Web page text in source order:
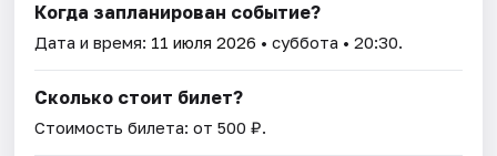
Когда запланирован событие?
Дата и время: 11 июля 2026 • суббота • 20:30.
Сколько стоит билет?
Стоимость билета: от 500 ₽.